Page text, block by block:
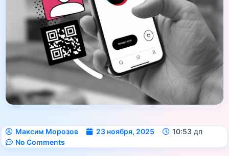
Максим Морозов 23 ноября, 2025
10:53 дп
No Comments